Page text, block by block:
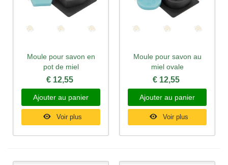
Moule pour savon en
pot de miel
€ 12,55
Ajouter au panier
Voir plus
Moule pour savon au
miel ovale
€ 12,55
Ajouter au panier
Voir plus